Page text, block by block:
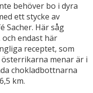
behöver bo i dyra
ett stycke av
Sacher. Här såg
och endast här
receptet, som
menar är i
chokladbottnarna
km.